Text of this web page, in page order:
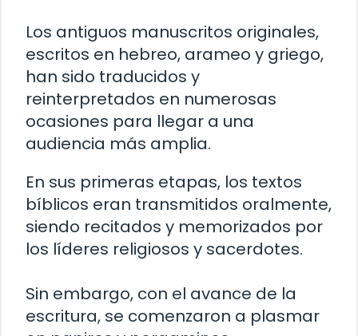
Los antiguos manuscritos originales,
escritos en hebreo, arameo y griego,
han sido traducidos y
reinterpretados en numerosas
ocasiones para llegar a una
audiencia más amplia.
En sus primeras etapas, los textos
bíblicos eran transmitidos oralmente,
siendo recitados y memorizados por
los líderes religiosos y sacerdotes.
Sin embargo, con el avance de la
escritura, se comenzaron a plasmar